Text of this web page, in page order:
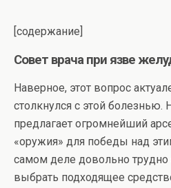
[содержание]
Совет врача при язве
Наверное, этот вопрос
столкнулся с этой болезнью.
предлагает огромнейший
«оружия» для победы над
самом деле довольно трудно
выбрать подходящее